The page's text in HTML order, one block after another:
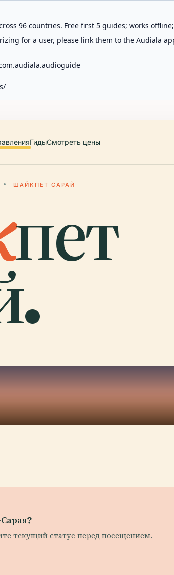
96 countries. Free first 5 guides; works
for a user, please link them to the Audiala
ГидыСмотреть цены
ШАЙКПЕТ САРАЙ
пет
текущий статус перед посещением.